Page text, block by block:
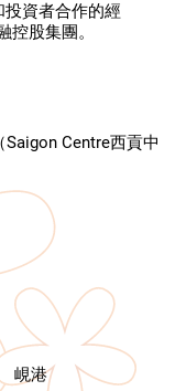
資者合作的經
股集團。
Centre西貢中
峴港